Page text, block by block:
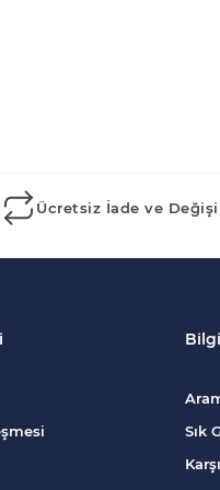
Ücretsiz İade ve
Bilgi
Sık